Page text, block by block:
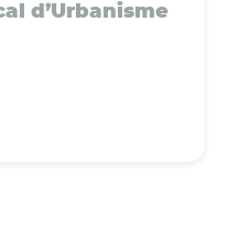
d’Urbanisme